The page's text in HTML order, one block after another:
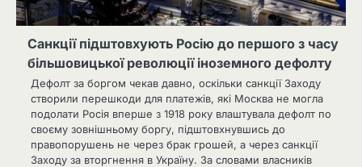
Санкції підштовхують Росію до першого з часу
більшовицької революції іноземного дефолту
Дефолт за боргом чекав давно, оскільки санкції Заходу
створили перешкоди для платежів, які Москва не могла
подолати Росія вперше з 1918 року влаштувала дефолт по
своєму зовнішньому боргу, підштовхнувшись до
правопорушень не через брак грошей, а через санкції
Заходу за вторгнення в Україну. За словами власників